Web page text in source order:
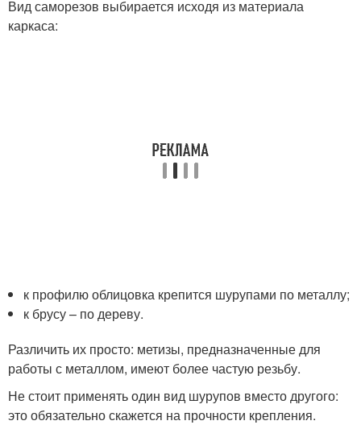
Вид саморезов выбирается исходя из материала
каркаса:
к профилю облицовка крепится шурупами по металлу;
к брусу – по дереву.
Различить их просто: метизы, предназначенные для
работы с металлом, имеют более частую резьбу.
Не стоит применять один вид шурупов вместо другого:
это обязательно скажется на прочности крепления.